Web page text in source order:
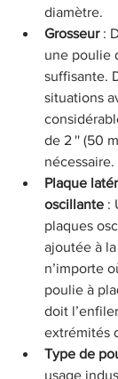
diamètre.
Grosseur :
une poulie
suffisante.
situations
de 2 '' (50
nécessaire.
Plaque
oscillante :
plaques
ajoutée à
n’importe
poulie à
doit
extrémités
Type de
usage